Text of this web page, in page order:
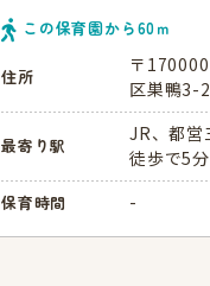
この保育園から60ｍ
住所
〒
区巣鴨3-
最寄り駅
JR、都営
徒歩で5分
保育時間 -